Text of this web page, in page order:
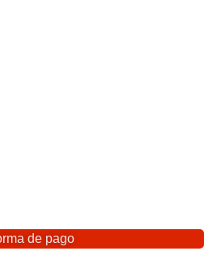
de pago